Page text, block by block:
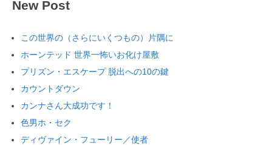
New Post
この世界の（さらにいくつもの）片隅に
ホーンテッド 世界一怖いお化け屋敷
プリズン・エスケープ 脱出への10の鍵
カウントダウン
カンナさん大成功です！
色男ホ・セク
ディヴァイン・フューリー／使者